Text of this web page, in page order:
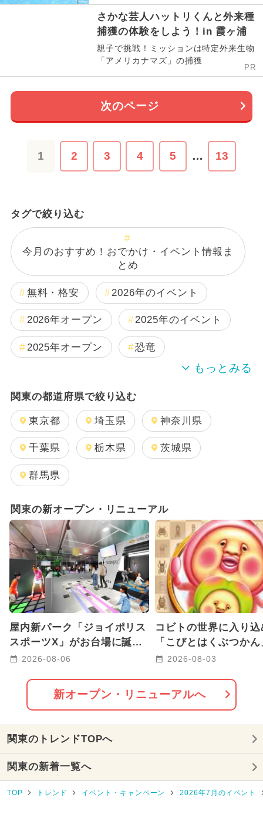
さかな芸人ハットリくんと外来種
捕獲の体験をしよう！in 霞ヶ浦
親子で挑戦！ミッションは特定外来生物
「アメリカナマズ」の捕獲
PR
次のページ
1 2 3 4 5 … 13
タグで絞り込む
今月のおすすめ！おでかけ・イベント情報ま
とめ
無料・格安 2026年のイベント
2026年オープン 2025年のイベント
2025年オープン 恐竜
2024年のイベント
週末イベント関東パック 夏休み
日帰り 雨の日OK キャラクター
GW(ゴールデンウィーク)
2026年1月のイベント
2025年12月のイベント
2026年8月のイベント
2024年7月のイベント
2026年7月のイベント
2026年2月のイベント
2025年10月のイベント
2024年4月のイベント
2025年8月のイベント
2024年5月のイベント
関東の都道府県で絞り込む
東京都 埼玉県 神奈川県
千葉県 栃木県 茨城県
群馬県
関東の新オープン・リニューアル
屋内新パーク「ジョイポリス
スポーツX」がお台場に誕
生！ ARやトランポリンで
2026-08-06
コビトの世界に入り
「こびとはくぶつか
玉に8/12グランドオー
2026-08-03
新オープン・リニューアルへ
関東のトレンドTOPへ
関東の新着一覧へ
TOP トレンド イベント・キャンペーン 2026年7月のイベント